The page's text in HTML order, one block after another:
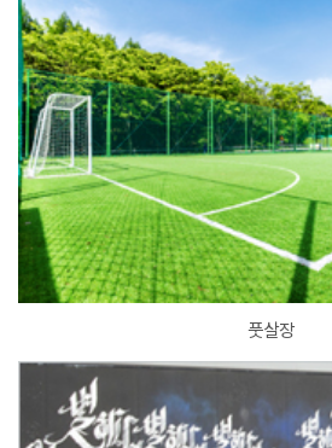
풋살장